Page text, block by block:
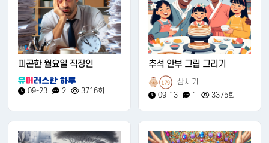
피곤한 월요일 직장인
09-23 2 3716회
추석 안부 그림 그리기
179
삼시기
09-13
1 3375회